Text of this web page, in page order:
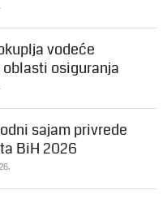
vodeće
osiguranja
sajam privrede
BiH 2026